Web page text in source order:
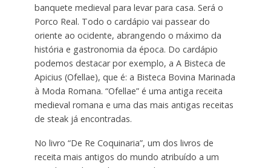
banquete medieval para levar para casa. Será o
Porco Real. Todo o cardápio vai passear do
oriente ao ocidente, abrangendo o máximo da
história e gastronomia da época. Do cardápio
podemos destacar por exemplo, a A Bisteca de
Apicius (Ofellae), que é: a Bisteca Bovina Marinada
à Moda Romana. “Ofellae” é uma antiga receita
medieval romana e uma das mais antigas receitas
de steak já encontradas.
No livro “De Re Coquinaria”, um dos livros de
receita mais antigos do mundo atribuído a um